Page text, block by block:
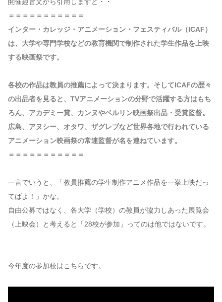
開催趣旨文から引用しますと・・
＝＝＝＝＝＝＝＝＝＝＝
インター・カレッジ・アニメーション・フェスティバル（ICAF）
は、大学や専門学校などの教育機関で制作された学生作品を上映
する映画祭です。
各校の作品は教員の推薦によって決まります。そしてICAFの歴々
の出品者を見ると、TVアニメーションの分野で活躍する方はもち
ろん、アカデミー賞、カンヌやベルリン映画祭出品・受賞監督。
広島、アヌシー、オタワ、ザグレブなど世界各地で行われている
アニメーション映画祭の常連監督が名を連ねています。
＝＝＝＝＝＝＝＝＝＝＝
一言でいうと、「教員推薦の学生制作アニメ作品を一挙上映だっ
てばよ！」かな。
自由公募ではなく、各大学（学校）の教員が協力しあった展覧会
（上映会）と考えると「28校が参加」ってのは他ではないです。
今年度の参加校はこちらです。